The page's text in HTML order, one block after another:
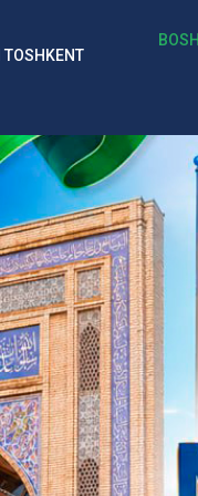
TOSHKENT